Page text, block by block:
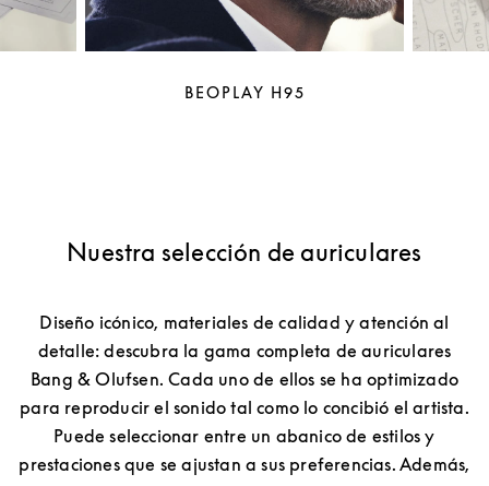
BEOPLAY H95
Nuestra selección de auriculares
Diseño icónico, materiales de calidad y atención al
detalle: descubra la gama completa de auriculares
Bang & Olufsen. Cada uno de ellos se ha optimizado
para reproducir el sonido tal como lo concibió el artista.
Puede seleccionar entre un abanico de estilos y
prestaciones que se ajustan a sus preferencias. Además,